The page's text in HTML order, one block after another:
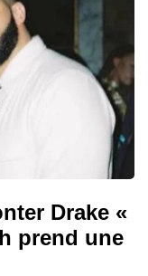
Drake «
prend une